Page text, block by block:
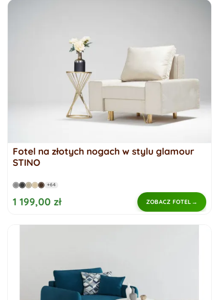
Fotel na złotych nogach w stylu glamour
STINO
+64
1 199,00 zł ZOBACZ FOTEL